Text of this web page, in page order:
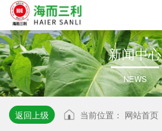
新闻中心
NEWS
返回上级 当前位置： 网站首页